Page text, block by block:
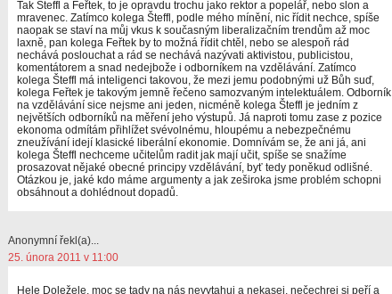
Tak Šteffl a Feřtek, to je opravdu trochu jako rektor a popelář, nebo slon a
mravenec. Zatímco kolega Šteffl, podle mého mínění, nic řídit nechce, spíše
naopak se staví na můj vkus k současným liberalizačním trendům až moc
laxně, pan kolega Feřtek by to možná řídit chtěl, nebo se alespoň rád
nechává poslouchat a rád se nechává nazývati aktivistou, publicistou,
komentátorem a snad nedejbože i odborníkem na vzdělávání. Zatímco
kolega Šteffl má inteligenci takovou, že mezi jemu podobnými už Bůh suď,
kolega Feřtek je takovým jemně řečeno samozvaným intelektuálem. Odborník
na vzdělávání sice nejsme ani jeden, nicméně kolega Šteffl je jedním z
největších odborníků na měření jeho výstupů. Já naproti tomu zase z pozice
ekonoma odmítám přihlížet svévolnému, hloupému a nebezpečnému
zneužívání idejí klasické liberální ekonomie. Domnívám se, že ani já, ani
kolega Šteffl nechceme učitelům radit jak mají učit, spíše se snažíme
prosazovat nějaké obecné principy vzdělávání, byť tedy poněkud odlišné.
Otázkou je, jaké kdo máme argumenty a jak zeširoka jsme problém schopni
obsáhnout a dohlédnout dopadů.
Anonymní řekl(a)...
25. února 2011 v 11:00
Hele Doležele, moc se tady na nás nevytahuj a nekasej, nečechrej si peří a